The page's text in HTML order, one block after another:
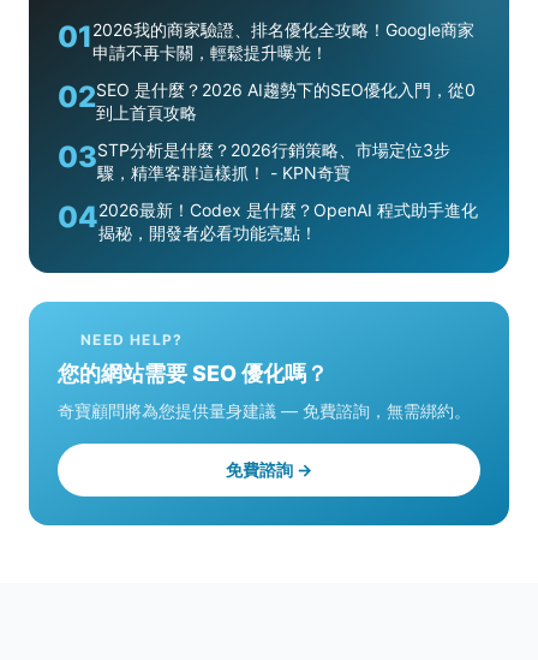
012026我的商家驗證、排名優化全攻略！Google商家
申請不再卡關，輕鬆提升曝光！
02SEO 是什麼？2026 AI趨勢下的SEO優化入門，從0
到上首頁攻略
03STP分析是什麼？2026行銷策略、市場定位3步
驟，精準客群這樣抓！ - KPN奇寶
042026最新！Codex 是什麼？OpenAI 程式助手進化
揭秘，開發者必看功能亮點！
NEED HELP?
您的網站需要 SEO 優化嗎？
奇寶顧問將為您提供量身建議 — 免費諮詢，無需綁約。
免費諮詢 →